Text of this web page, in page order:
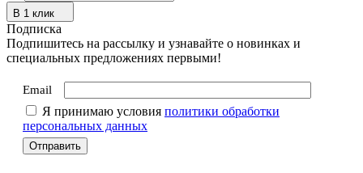
В 1 клик
Подписка
Подпишитесь на рассылку и узнавайте о новинках и
специальных предложениях первыми!
Email
Я принимаю условия политики обработки
персональных данных